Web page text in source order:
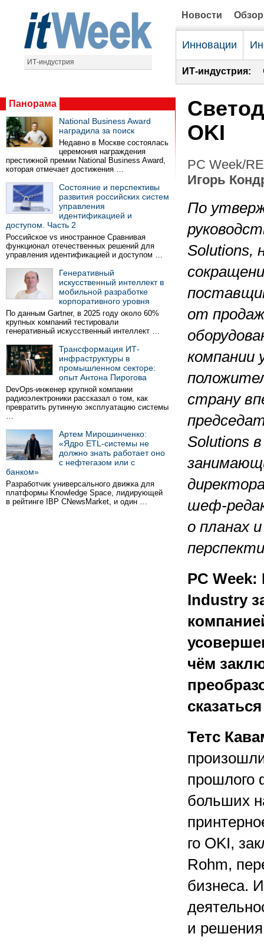
ИТ-индустрия
Новости
Инновации
ИТ-индустрия:
Панорама
National Business Award
наградила за поиск
Недавно в Москве состоялась
церемония награждения
престижной премии National Business Award,
которая отмечает достижения …
Состояние и перспективы
развития российских систем
управления
идентификацией и
доступом. Часть 2
Российское vs иностранное Сравнивая
функционал отечественных решений для
управления идентификацией и доступом …
Генеративный
искусственный интеллект в
мобильной разработке
корпоративного уровня
По данным Gartner, в 2025 году около 60%
крупных компаний тестировали
генеративный искусственный интеллект …
Трансформация ИТ-
инфраструктуры в
промышленном секторе:
опыт Антона Пирогова
DevOps-инженер крупной компании
радиоэлектроники рассказал о том, как
превратить рутинную эксплуатацию системы
…
Артем Мирошинченко:
«Ядро ETL-системы не
должно знать работает оно
с нефтегазом или с
банком»
Разработчик универсального движка для
платформы Knowledge Space, лидирующей
в рейтинге IBP CNewsMarket, и один …
OKI
PC Week/
Игорь
По
Solutions,
от
компании
страну
Solutions
шеф-
о планах
PC
Industry
чём
Тетс
прошлого
больших
го OKI,
Rohm,
бизнеса.
и